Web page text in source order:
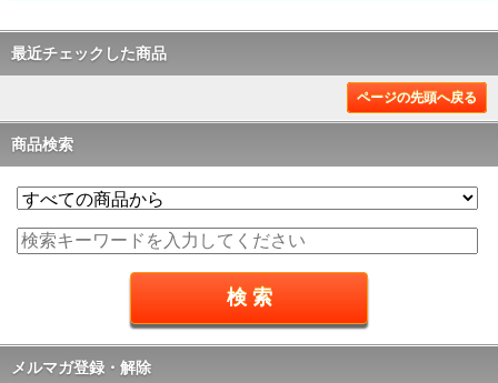
最近チェックした商品
ページの先頭へ戻る
商品検索
メルマガ登録・解除